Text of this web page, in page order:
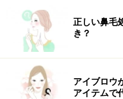
美人に。
ナチュラルメイクで清潔感
正しい鼻毛
き？
アイブロウ
アイテムで